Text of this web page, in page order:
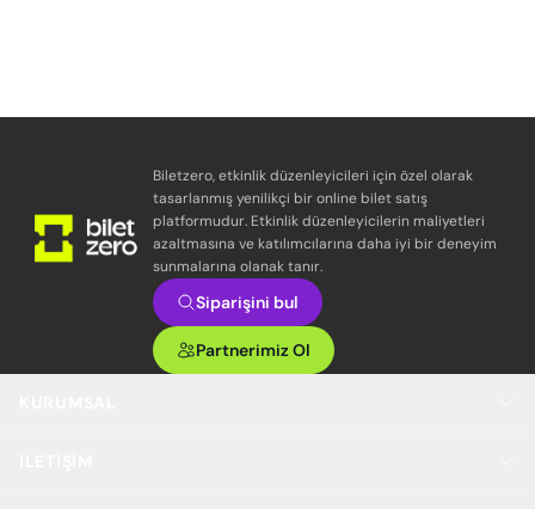
Biletzero, etkinlik düzenleyicileri için özel olarak
tasarlanmış yenilikçi bir online bilet satış
platformudur. Etkinlik düzenleyicilerin maliyetleri
azaltmasına ve katılımcılarına daha iyi bir deneyim
sunmalarına olanak tanır.
Siparişini bul
Partnerimiz Ol